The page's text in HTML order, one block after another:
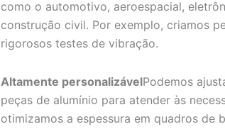
como o automotivo, aeroespacial,
construção civil. Por exemplo, criamos
rigorosos testes de vibração.
Altamente personalizávelPodemos
peças de alumínio para atender às
otimizamos a espessura em quadros de